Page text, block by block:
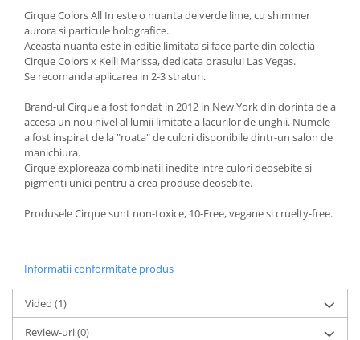
Cirque Colors All In este o nuanta de verde lime, cu shimmer
aurora si particule holografice.
Aceasta nuanta este in editie limitata si face parte din colectia
Cirque Colors x Kelli Marissa, dedicata orasului Las Vegas.
Se recomanda aplicarea in 2-3 straturi.
Brand-ul Cirque a fost fondat in 2012 in New York din dorinta de a
accesa un nou nivel al lumii limitate a lacurilor de unghii. Numele
a fost inspirat de la "roata" de culori disponibile dintr-un salon de
manichiura.
Cirque exploreaza combinatii inedite intre culori deosebite si
pigmenti unici pentru a crea produse deosebite.
Produsele Cirque sunt non-toxice, 10-Free, vegane si cruelty-free.
Informatii conformitate produs
Video (1)
Review-uri(0)